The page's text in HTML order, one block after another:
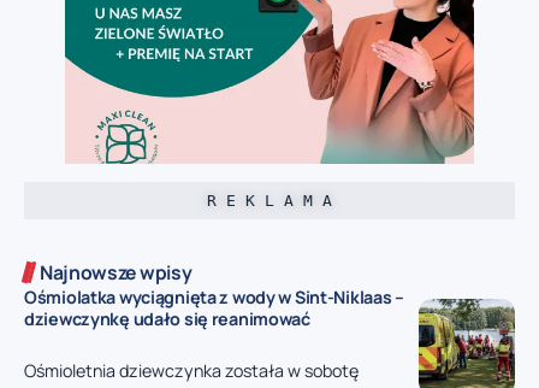
R E K L A M A
Najnowsze wpisy
Ośmiolatka wyciągnięta z wody w Sint-Niklaas –
dziewczynkę udało się reanimować
Ośmioletnia dziewczynka została w sobotę